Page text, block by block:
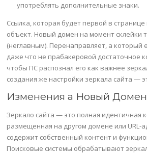
употреблять дополнительные знаки.
Ссылка, которая будет первой в
объект. Новый домен на момент склейки
(неглавным). Перенаправляет, а который
даже что не прабакеровой достаточное
чтобы ПС распознал его как важнее
создания же настройки зеркала сайта —
Изменения а Новый Домен
Зеркало сайта — это полная идентичная
размещенная на другом домене или URL-
содержит собственный контент и
Поисковые системы обрабатывают